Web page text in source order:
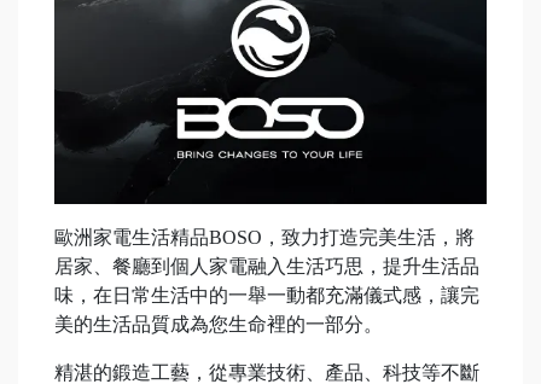
歐洲家電生活精品BOSO，致力打造完美生活，將
居家、餐廳到個人家電融入生活巧思，提升生活品
味，在日常生活中的一舉一動都充滿儀式感，讓完
美的生活品質成為您生命裡的一部分。
精湛的鍛造工藝，從專業技術、產品、科技等不斷